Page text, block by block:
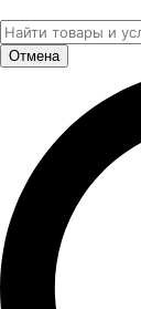
Отмена